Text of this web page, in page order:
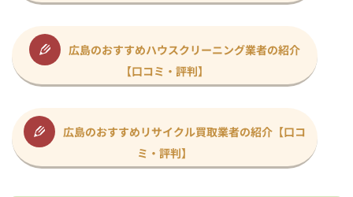
広島のおすすめハウスクリーニング業者の紹介
【口コミ・評判】
広島のおすすめリサイクル買取業者の紹介【口コ
ミ・評判】